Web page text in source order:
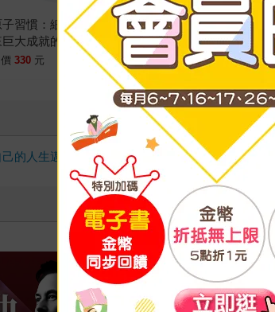
子習慣：細微改變帶
巨大成就的實證法則
330 元
被討厭的勇氣二部曲完
結篇：人生幸福的行動
指南
定價 320 元
的人生邁向優秀到卓越。《內在原力》
閱讀漫